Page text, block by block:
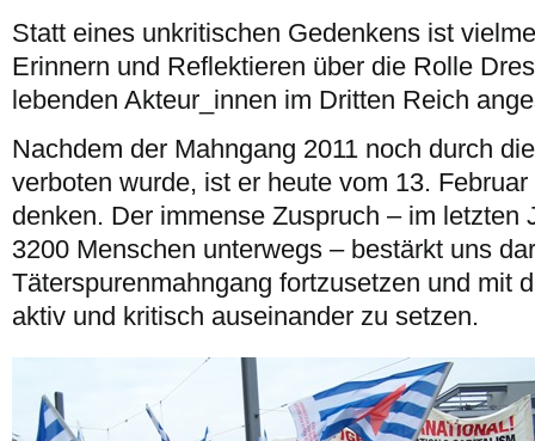
Statt eines unkritischen Gedenkens ist
Erinnern und Reflektieren über die Rolle
lebenden Akteur_innen im Dritten Reich
Nachdem der Mahngang 2011 noch durch
verboten wurde, ist er heute vom 13.
denken. Der immense Zuspruch – im letzten
3200 Menschen unterwegs – bestärkt uns
Täterspurenmahngang fortzusetzen und mit
aktiv und kritisch auseinander zu setzen.